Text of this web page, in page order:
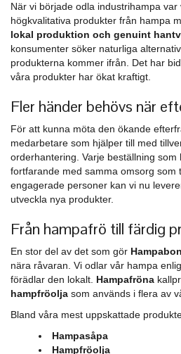
När vi började odla industrihampa
högkvalitativa produkter från hampa
lokal produktion och genuint
konsumenter söker naturliga
produkterna kommer ifrån. Det har
våra produkter har ökat kraftigt.
Fler händer behövs när
För att kunna möta den ökande
medarbetare som hjälper till med
orderhantering. Varje beställning
fortfarande med samma omsorg som
engagerade personer kan vi nu
utveckla nya produkter.
Från hampafrö till färdig
En stor del av det som gör
nära råvaran. Vi odlar vår hampa
förädlar den lokalt. Hampafröna
hampfröolja som används i flera av
Bland våra mest uppskattade
Hampasåpa
Hampfröolja